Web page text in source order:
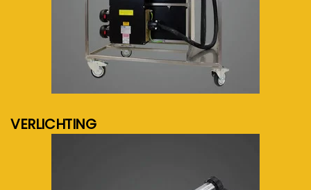
VERLICHTING